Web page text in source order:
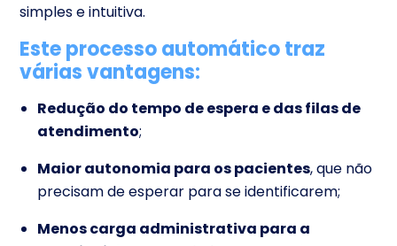
simples e intuitiva.
Este processo automático traz
várias vantagens:
Redução do tempo de espera e das filas de
atendimento;
Maior autonomia para os pacientes, que não
precisam de esperar para se identificarem;
Menos carga administrativa para a